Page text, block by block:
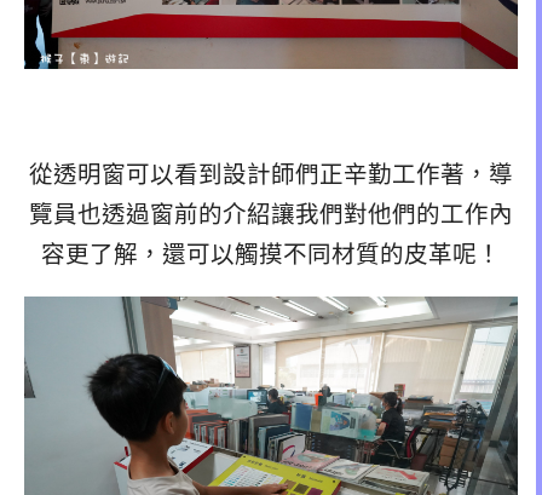
從透明窗可以看到設計師們正辛勤工作著，導
覽員也透過窗前的介紹讓我們對他們的工作內
容更了解，還可以觸摸不同材質的皮革呢！